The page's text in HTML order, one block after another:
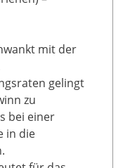
mit der
gelingt
zu
bei einer
in die